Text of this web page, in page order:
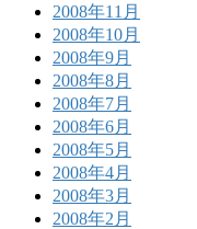
2008年11月
2008年10月
2008年9月
2008年8月
2008年7月
2008年6月
2008年5月
2008年4月
2008年3月
2008年2月